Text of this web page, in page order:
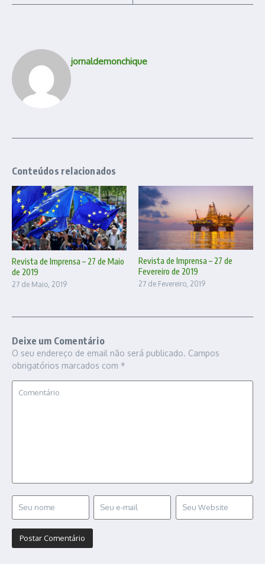
jornaldemonchique
Conteúdos relacionados
Revista de Imprensa – 27 de Maio
de 2019
27 de Maio, 2019
Revista de Imprensa – 27 de
Fevereiro de 2019
27 de Fevereiro, 2019
Deixe um Comentário
O seu endereço de email não será publicado. Campos
obrigatórios marcados com *